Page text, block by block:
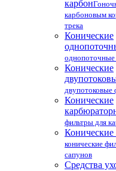
карбон
карбоновым
трека
Конические
Конические
двупотоковые
Конические
фильтры для
конические
сапунов
Средства